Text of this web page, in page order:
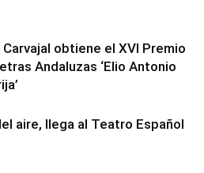
obtiene el XVI Premio
Andaluzas ‘Elio Antonio
aire, llega al Teatro Español